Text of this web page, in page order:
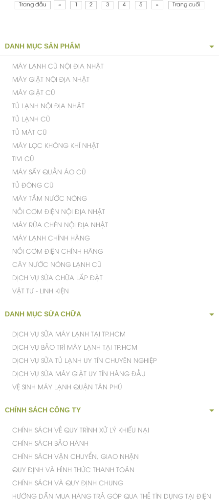
Khả năng giặt cô đặc bằng bọt khí là một tính năng quan trọng,
giữ chomáy giặt Toshiba
tận bên trong từng sợi vải nhờ những bột giặt đã bị đánh tan
thành các bọt khí li ti.
Tính năng tiết kiệm điện và nước
Trang đầu « 2 3 4 5 » Trang cuối
DANH MỤC SẢN PHẨM
MÁY LẠNH CŨ NỘI ĐỊA NHẬT
MÁY GIẶT NỘI ĐỊA NHẬT
MÁY GIẶT CŨ
TỦ LẠNH NỘI ĐỊA NHẬT
TỦ LẠNH CŨ
TỦ MÁT CŨ
MÁY LỌC KHÔNG KHÍ NHẬT
TIVI CŨ
MÁY SẤY QUẦN ÁO CŨ
TỦ ĐÔNG CŨ
MÁY TẮM NƯỚC NÓNG
NỒI CƠM ĐIỆN NỘI ĐỊA NHẬT
MÁY RỬA CHÉN NỘI ĐỊA NHẬT
MÁY LẠNH CHÍNH HÃNG
NỒI CƠM ĐIỆN CHÍNH HÃNG
CÂY NƯỚC NÓNG LẠNH CŨ
DỊCH VỤ SỬA CHỮA LẮP ĐẶT
VẬT TƯ - LINH KIỆN
DANH MỤC SỬA CHỮA
DỊCH VỤ SỬA MÁY LẠNH TẠI TP.HCM
DỊCH VỤ BẢO TRÌ MÁY LẠNH TẠI TP.HCM
DỊCH VỤ SỬA TỦ LẠNH UY TÍN CHUYÊN NGHIỆP
DỊCH VỤ SỬA MÁY GIẶT UY TÍN HÀNG ĐẦU
VỆ SINH MÁY LẠNH QUẬN TÂN PHÚ
CHÍNH SÁCH CÔNG TY
CHÍNH SÁCH VỀ QUY TRÌNH XỬ LÝ KHIẾU NẠI
CHÍNH SÁCH BẢO HÀNH
CHÍNH SÁCH VẬN CHUYỂN, GIAO NHẬN
QUY ĐỊNH VÀ HÌNH THỨC THANH TOÁN
CHÍNH SÁCH VÀ QUY ĐỊNH CHUNG
HƯỚNG DẪN MUA HÀNG TRẢ GÓP QUA THẺ TÍN DỤNG TẠI ĐIỆN